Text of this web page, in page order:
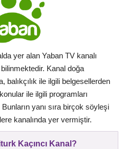
yer alan Yaban TV kanalı
Kanal doğa
balıkçılık ile ilgili belgesellerden
ile ilgili programları
yanı sıra birçok söyleşi
kanalında yer vermiştir.
Kaçıncı Kanal?